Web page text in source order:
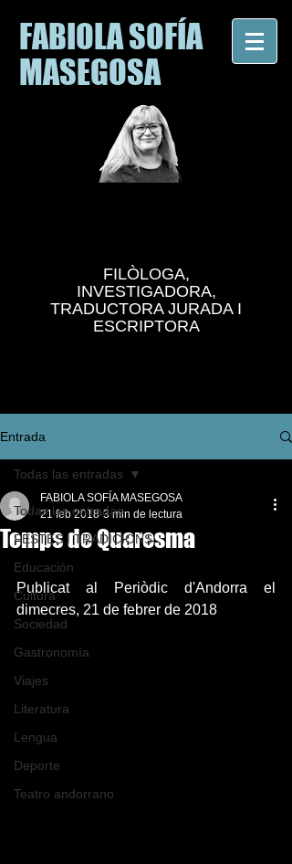
FABIOLA SOFÍA
MASEGOSA
FILÒLOGA,
INVESTIGADORA,
TRADUCTORA JURADA I
ESCRIPTORA
Entrada
Todas las entradas
FESTES I TRADICIONS
Educación
Cultura
Sociedad
Gastronomía
Viajes
Literatura
Lengua
Deporte
Teatro andorrano
Todas las entradas
Temps de Quaresma
FABIOLA SOFÍA MASEGOSA
21 feb 2018 3 min de lectura
Publicat al Periòdic d'Andorra el
dimecres, 21 de febrer de 2018